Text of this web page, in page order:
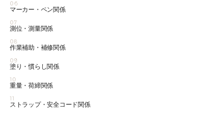
06
マーカー・ペン関係
07
測位・測量関係
08
作業補助・補修関係
09
塗り・慣らし関係
10
重量・荷締関係
11
ストラップ・安全コード関係